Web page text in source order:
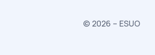
© 2026 – ESUO